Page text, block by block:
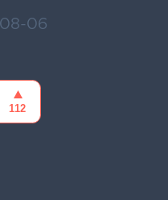
06